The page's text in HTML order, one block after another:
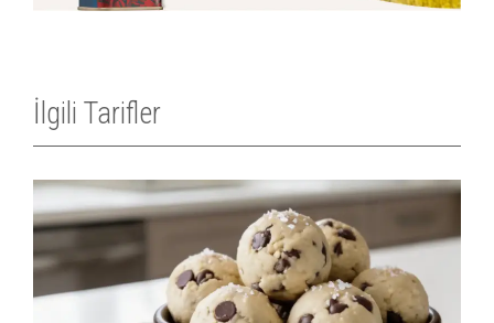
İlgili Tarifler